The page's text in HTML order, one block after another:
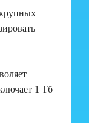
1 Тб